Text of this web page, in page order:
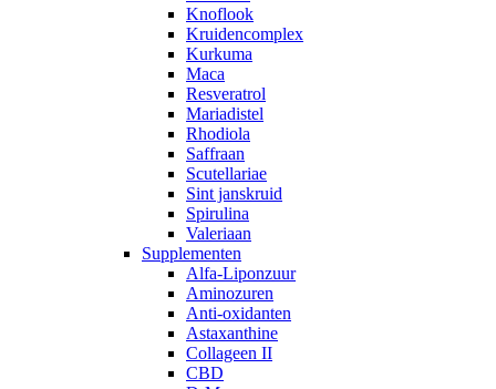
Knoflook
Kruidencomplex
Kurkuma
Maca
Resveratrol
Mariadistel
Rhodiola
Saffraan
Scutellariae
Sint janskruid
Spirulina
Valeriaan
Supplementen
Alfa-Liponzuur
Aminozuren
Anti-oxidanten
Astaxanthine
Collageen II
CBD